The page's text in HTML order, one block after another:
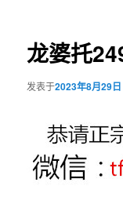
龙婆托
发表于2023年8月29日